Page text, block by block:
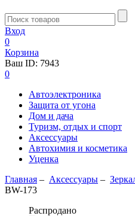
Вход
0
Корзина
Ваш ID: 7943
0
Автоэлектроника
Защита от угона
Дом и дача
Туризм, отдых и спорт
Аксессуары
Автохимия и косметика
Уценка
Главная – Аксессуары –
BW-173
Распродано